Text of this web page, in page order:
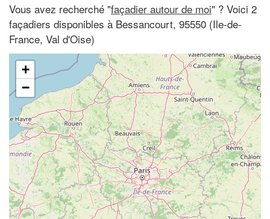
Vous avez recherché "façadier autour de moi" ? Voici 2
façadiers disponibles à Bessancourt, 95550 (Ile-de-
France, Val d'Oise)
+
−